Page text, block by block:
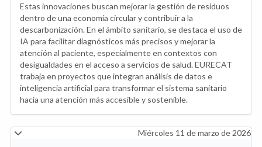
Estas innovaciones buscan mejorar la gestión de residuos
dentro de una economía circular y contribuir a la
descarbonización. En el ámbito sanitario, se destaca el uso de
IA para facilitar diagnósticos más precisos y mejorar la
atención al paciente, especialmente en contextos con
desigualdades en el acceso a servicios de salud. EURECAT
trabaja en proyectos que integran análisis de datos e
inteligencia artificial para transformar el sistema sanitario
hacia una atención más accesible y sostenible.
Miércoles 11 de marzo de 2026